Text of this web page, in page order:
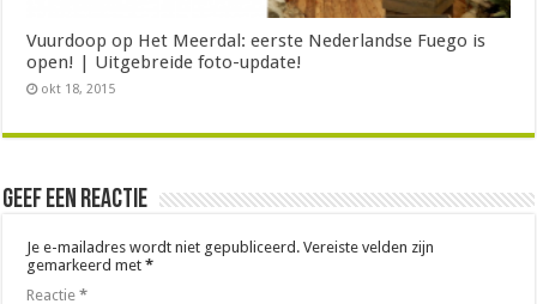
Vuurdoop op Het Meerdal: eerste Nederlandse Fuego is
open! | Uitgebreide foto-update!
okt 18, 2015
Geef een reactie
Je e-mailadres wordt niet gepubliceerd. Vereiste velden zijn
gemarkeerd met*
Reactie*